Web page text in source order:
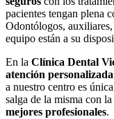
pacientes tengan plena
Odontólogos,
equipo están a su
En la Clínica Dental
atención
a nuestro centro es
salga de la misma con
mejores profesionales.